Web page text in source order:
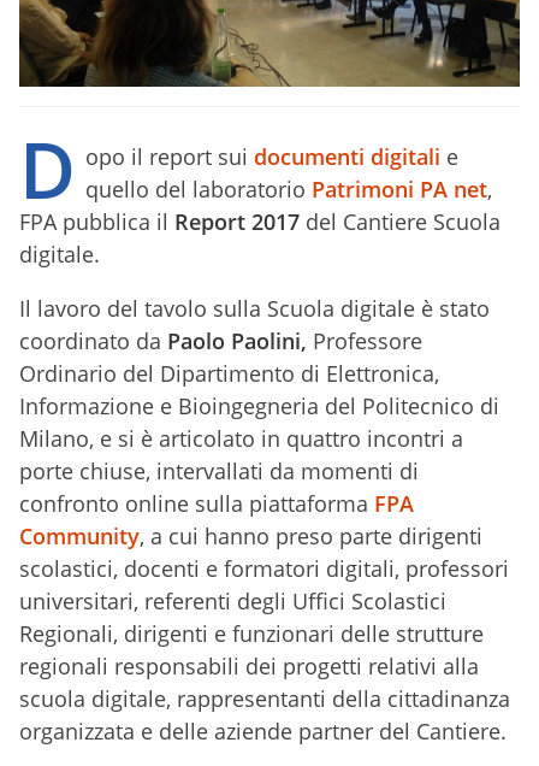
D opo il report sui documenti digitali e
quello del laboratorio Patrimoni PA net,
FPA pubblica il Report 2017 del Cantiere Scuola
digitale.
Il lavoro del tavolo sulla Scuola digitale è stato
coordinato da Paolo Paolini, Professore
Ordinario del Dipartimento di Elettronica,
Informazione e Bioingegneria del Politecnico di
Milano, e si è articolato in quattro incontri a
porte chiuse, intervallati da momenti di
confronto online sulla piattaforma FPA
Community, a cui hanno preso parte dirigenti
scolastici, docenti e formatori digitali, professori
universitari, referenti degli Uffici Scolastici
Regionali, dirigenti e funzionari delle strutture
regionali responsabili dei progetti relativi alla
scuola digitale, rappresentanti della cittadinanza
organizzata e delle aziende partner del Cantiere.